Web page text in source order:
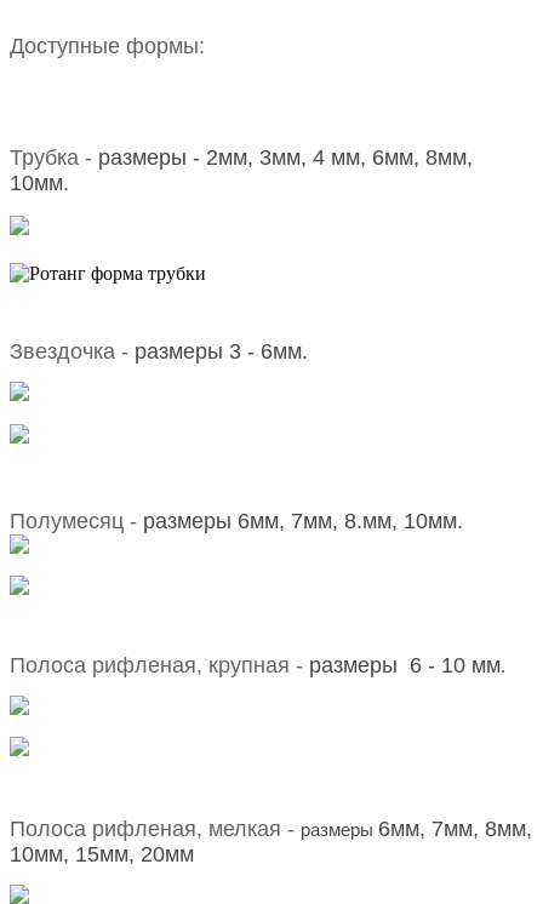
Доступные формы:
Трубка - размеры - 2мм, 3мм, 4 мм, 6мм, 8мм,
10мм.
Звездочка - размеры 3 - 6мм.
Полумесяц - размеры 6мм, 7мм, 8.мм, 10мм.
Полоса рифленая, крупная - размеры 6 - 10 мм.
Полоса рифленая, мелкая - размеры 6мм, 7мм, 8мм,
10мм, 15мм, 20мм